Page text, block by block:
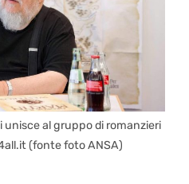
unisce al gruppo di romanzieri
(fonte foto ANSA)